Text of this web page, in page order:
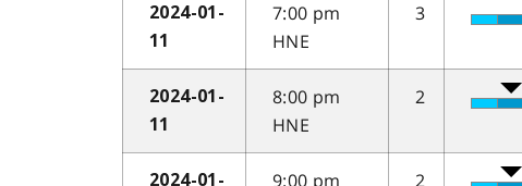
2024-01-
11
7:00 pm
HNE
3
2024-01-
11
8:00 pm
HNE
2
2024-01-
9:00 pm
2